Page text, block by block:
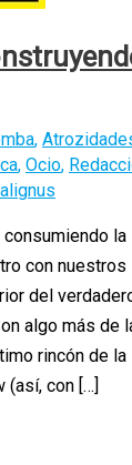
,
, Ocio,
la
con
del
algo más de
rincón de
(así, con […]